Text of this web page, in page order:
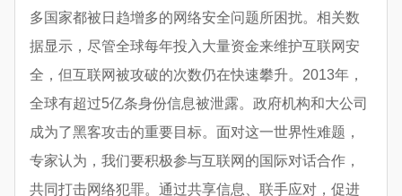
多国家都被日趋增多的网络安全问题所困扰。相关数
据显示，尽管全球每年投入大量资金来维护互联网安
全，但互联网被攻破的次数仍在快速攀升。2013年，
全球有超过5亿条身份信息被泄露。政府机构和大公司
成为了黑客攻击的重要目标。面对这一世界性难题，
专家认为，我们要积极参与互联网的国际对话合作，
共同打击网络犯罪。通过共享信息、联手应对，促进